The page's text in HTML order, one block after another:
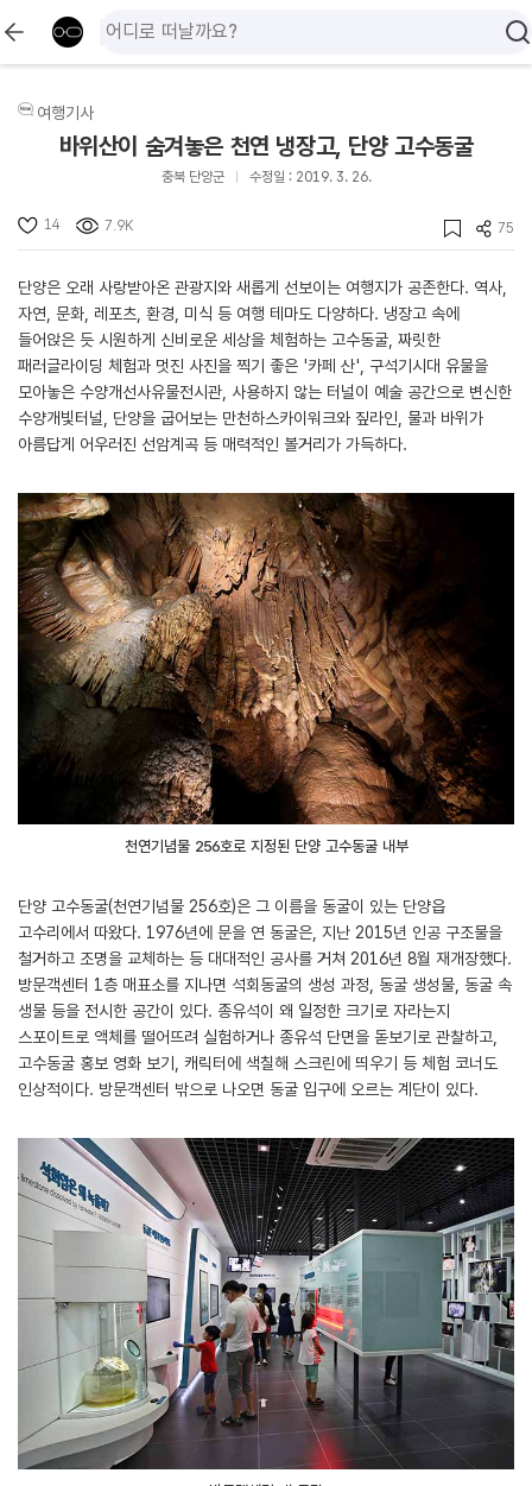
여행기사
바위산이 숨겨놓은 천연 냉장고, 단양 고수동굴
충북 단양군 수정일 : 2019. 3. 26.
14 7.9K 75
단양은 오래 사랑받아온 관광지와 새롭게 선보이는 여행지가 공존한다. 역사,
자연, 문화, 레포츠, 환경, 미식 등 여행 테마도 다양하다. 냉장고 속에
들어앉은 듯 시원하게 신비로운 세상을 체험하는 고수동굴, 짜릿한
패러글라이딩 체험과 멋진 사진을 찍기 좋은 '카페 산', 구석기시대 유물을
모아놓은 수양개선사유물전시관, 사용하지 않는 터널이 예술 공간으로 변신한
수양개빛터널, 단양을 굽어보는 만천하스카이워크와 짚라인, 물과 바위가
아름답게 어우러진 선암계곡 등 매력적인 볼거리가 가득하다.
천연기념물 256호로 지정된 단양 고수동굴 내부
단양 고수동굴(천연기념물 256호)은 그 이름을 동굴이 있는 단양읍
고수리에서 따왔다. 1976년에 문을 연 동굴은, 지난 2015년 인공 구조물을
철거하고 조명을 교체하는 등 대대적인 공사를 거쳐 2016년 8월 재개장했다.
방문객센터 1층 매표소를 지나면 석회동굴의 생성 과정, 동굴 생성물, 동굴 속
생물 등을 전시한 공간이 있다. 종유석이 왜 일정한 크기로 자라는지
스포이트로 액체를 떨어뜨려 실험하거나 종유석 단면을 돋보기로 관찰하고,
고수동굴 홍보 영화 보기, 캐릭터에 색칠해 스크린에 띄우기 등 체험 코너도
인상적이다. 방문객센터 밖으로 나오면 동굴 입구에 오르는 계단이 있다.